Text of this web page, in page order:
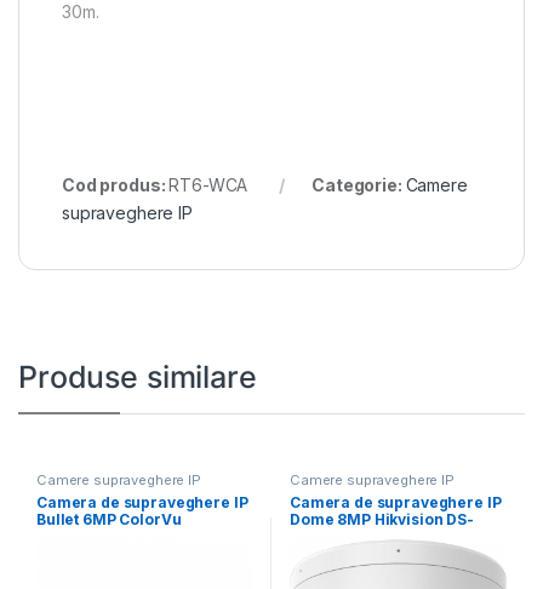
30m.
Cod produs:RT6-WCA Categorie: Camere
supraveghere IP
Produse similare
Camere supraveghere IP
Camera de supraveghere IP
Bullet 6MP ColorVu
Camere supraveghere IP
Camera de supraveghere IP
Dome 8MP Hikvision DS-
2CD1183G2-LIUF(2.8MM),